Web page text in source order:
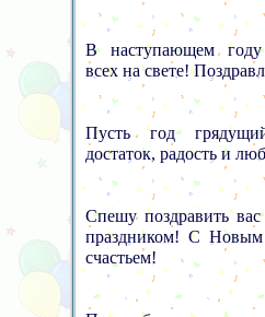
В наступающем году
всех на свете!
Пусть год
достаток, радость и
Спешу поздравить
праздником! С
счастьем!